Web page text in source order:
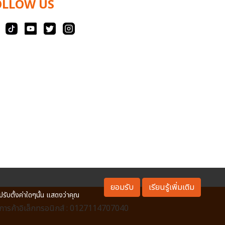
US
ค้าอิเล็กทรอนิกส์ : 0127114707040
รับตั้งค่าใดๆนั้น แสดงว่าคุณ
ยอมรับ เรียนรู้เพิ่มเติม